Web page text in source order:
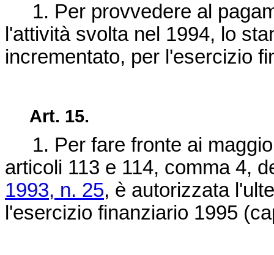
1. Per provvedere al
l'attività svolta nel 1994, lo
incrementato, per l'esercizio
Art. 15.
1. Per fare fronte ai
articoli 113 e 114, comma 4,
1993, n. 25, è autorizzata
l'esercizio finanziario 1995